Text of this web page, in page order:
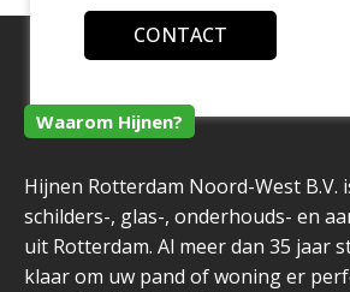
CONTACT
Waarom Hijnen?
Hijnen Rotterdam Noord-West B.V.
schilders-, glas-, onderhouds- en
uit Rotterdam. Al meer dan 35 jaar
klaar om uw pand of woning er